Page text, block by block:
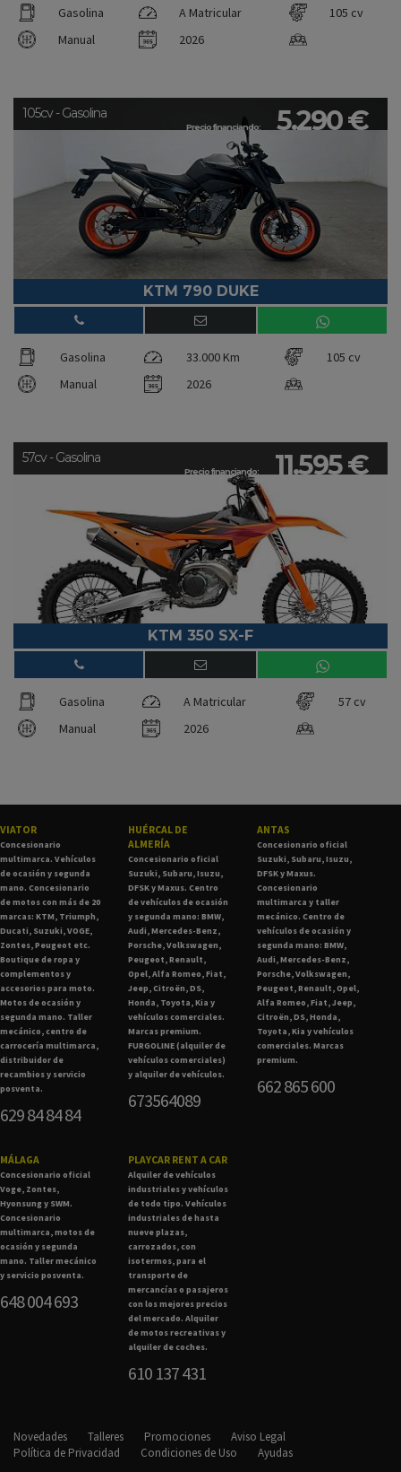
Gasolina A Matricular
105 cv
Manual
2026
Precio financiando: 5.290 €
105cv - Gasolina
KTM 790 DUKE
Gasolina 33.000 Km
105 cv
Manual
2026
Precio financiando: 11.595 €
57cv - Gasolina
KTM 350 SX-F
Gasolina A Matricular
57 cv
Manual
2026
VIATOR
Concesionario
multimarca. Vehículos
de ocasión y segunda
mano. Concesionario
de motos con más de 20
marcas: KTM, Triumph,
Ducati, Suzuki, VOGE,
Zontes, Peugeot etc.
Boutique de ropa y
complementos y
accesorios para moto.
Motos de ocasión y
segunda mano. Taller
mecánico, centro de
carrocería multimarca,
distribuidor de
recambios y servicio
posventa.
629 84 84 84
HUÉRCAL DE
ALMERÍA
Concesionario oficial
Suzuki, Subaru, Isuzu,
DFSK y Maxus. Centro
de vehículos de ocasión
y segunda mano: BMW,
Audi, Mercedes-Benz,
Porsche, Volkswagen,
Peugeot, Renault,
Opel, Alfa Romeo, Fiat,
Jeep, Citroën, DS,
Honda, Toyota, Kia y
vehículos comerciales.
Marcas premium.
FURGOLINE (alquiler de
vehículos comerciales)
y alquiler de vehículos.
673564089
ANTAS
Concesionario oficial
Suzuki, Subaru, Isuzu,
DFSK y Maxus.
Concesionario
multimarca y taller
mecánico. Centro de
vehículos de ocasión y
segunda mano: BMW,
Audi, Mercedes-Benz,
Porsche, Volkswagen,
Peugeot, Renault, Opel,
Alfa Romeo, Fiat, Jeep,
Citroën, DS, Honda,
Toyota, Kia y vehículos
comerciales. Marcas
premium.
662 865 600
MÁLAGA
Concesionario oficial
Voge, Zontes,
Hyonsung y SWM.
Concesionario
multimarca, motos de
ocasión y segunda
mano. Taller mecánico
y servicio posventa.
648 004 693
PLAYCAR RENT A CAR
Alquiler de vehículos
industriales y vehículos
de todo tipo. Vehículos
industriales de hasta
nueve plazas,
carrozados, con
isotermos, para el
transporte de
mercancías o pasajeros
con los mejores precios
del mercado. Alquiler
de motos recreativas y
alquiler de coches.
610 137 431
Novedades Talleres Promociones
Aviso Legal
Política de Privacidad
Condiciones de Uso
Ayudas